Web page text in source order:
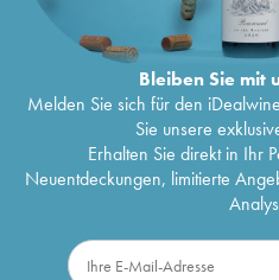
Bleiben Sie mit
Melden Sie sich für den
Sie unsere
Erhalten Sie direkt in Ihr
Neuentdeckungen, limitierte